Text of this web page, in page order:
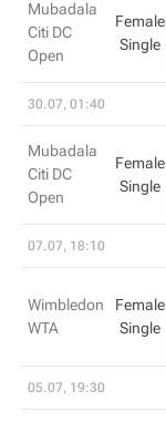
Mubadala
Citi DC
Open
Female
Single
30.07, 01:40
Mubadala
Citi DC
Open
Female
Single
07.07, 18:10
Wimbledon
WTA
Female
Single
05.07, 19:30